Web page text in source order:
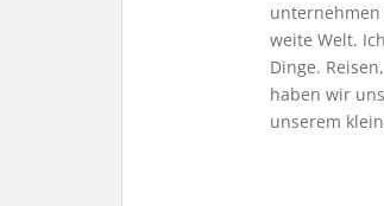
weite Welt.
Dinge.
haben wir
unserem